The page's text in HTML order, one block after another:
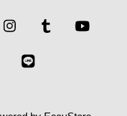
Instagram Tumblr
Whatsapp